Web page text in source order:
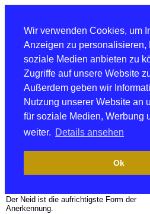
Wir verwenden Cookies, um
Anzeigen zu personalisieren,
soziale Medien anbieten zu
Zugriffe auf unsere Website
Außerdem geben wir
Nutzung unserer Website an
für soziale Medien, Werbung
weiter. Details ansehen
Ok
Der Neid ist die aufrichtigste Form der
Anerkennung.